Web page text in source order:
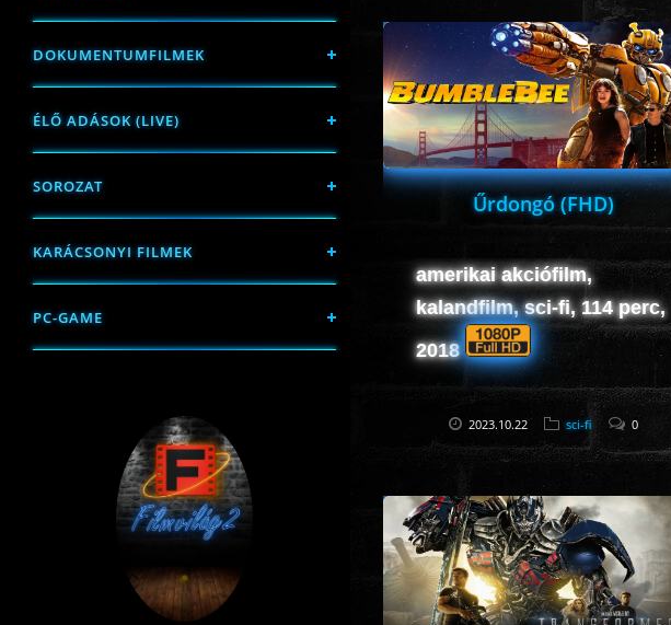
DOKUMENTUMFILMEK
ÉLŐ ADÁSOK (LIVE)
SOROZAT
KARÁCSONYI FILMEK
PC-GAME
Űrdongó (FHD)
amerikai akciófilm,
kalandfilm, sci-fi, 114 perc,
2018
2023.10.22 sci-fi 0